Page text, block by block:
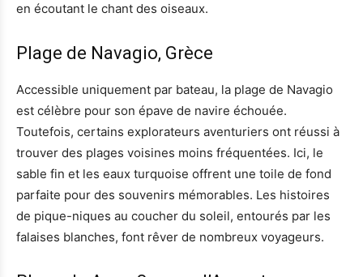
en écoutant le chant des oiseaux.
Plage de Navagio, Grèce
Accessible uniquement par bateau, la plage de Navagio
est célèbre pour son épave de navire échouée.
Toutefois, certains explorateurs aventuriers ont réussi à
trouver des plages voisines moins fréquentées. Ici, le
sable fin et les eaux turquoise offrent une toile de fond
parfaite pour des souvenirs mémorables. Les histoires
de pique-niques au coucher du soleil, entourés par les
falaises blanches, font rêver de nombreux voyageurs.